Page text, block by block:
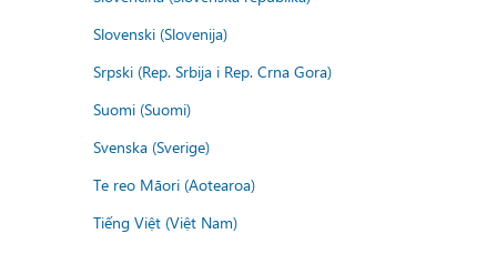
Slovenski (Slovenija)
Srpski (Rep. Srbija i Rep. Crna Gora)
Suomi (Suomi)
Svenska (Sverige)
Te reo Māori (Aotearoa)
Tiếng Việt (Việt Nam)